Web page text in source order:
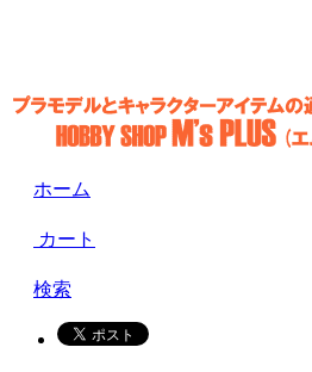
ホーム
カート
検索